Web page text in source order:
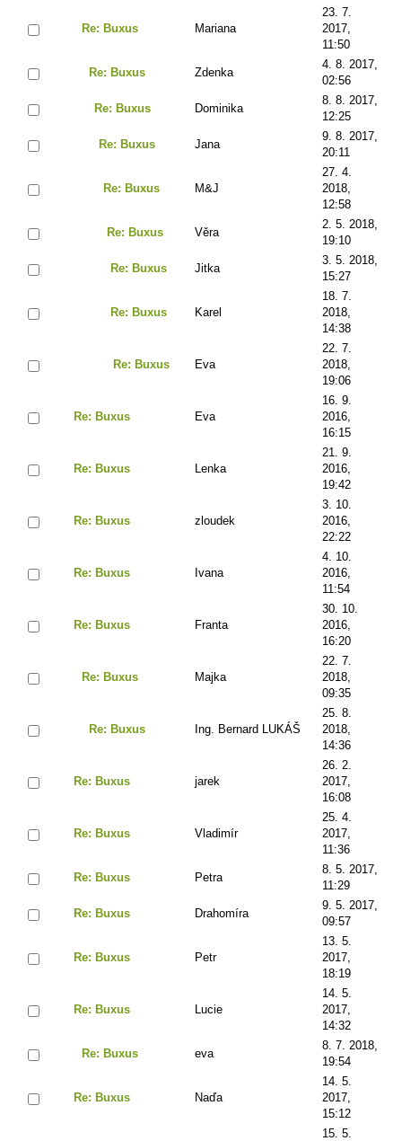
Re: Buxus Mariana
23. 7.
2017,
11:50
Re: Buxus Zdenka
4. 8. 2017,
02:56
Re: Buxus Dominika
8. 8. 2017,
12:25
Re: Buxus Jana
9. 8. 2017,
20:11
Re: Buxus M&J
27. 4.
2018,
12:58
Re: Buxus Věra
2. 5. 2018,
19:10
Re: Buxus Jitka
3. 5. 2018,
15:27
Re: Buxus Karel
18. 7.
2018,
14:38
Re: Buxus Eva
22. 7.
2018,
19:06
Re: Buxus Eva
16. 9.
2016,
16:15
Re: Buxus Lenka
21. 9.
2016,
19:42
Re: Buxus zloudek
3. 10.
2016,
22:22
Re: Buxus Ivana
4. 10.
2016,
11:54
Re: Buxus Franta
30. 10.
2016,
16:20
Re: Buxus Majka
22. 7.
2018,
09:35
Re: Buxus Ing. Bernard LUKÁŠ
25. 8.
2018,
14:36
Re: Buxus jarek
26. 2.
2017,
16:08
Re: Buxus Vladimír
25. 4.
2017,
11:36
Re: Buxus Petra
8. 5. 2017,
11:29
Re: Buxus Drahomíra
9. 5. 2017,
09:57
Re: Buxus Petr
13. 5.
2017,
18:19
Re: Buxus Lucie
14. 5.
2017,
14:32
Re: Buxus eva
8. 7. 2018,
19:54
Re: Buxus Naďa
14. 5.
2017,
15:12
15. 5.